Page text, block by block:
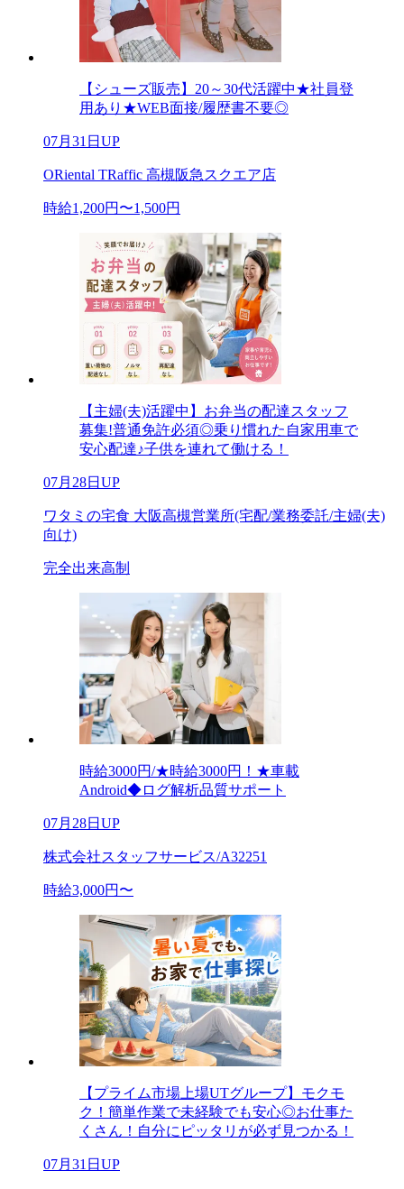
【シューズ販売】20～30代活躍中★社員登
用あり★WEB面接/履歴書不要◎
07月31日UP
ORiental TRaffic 高槻阪急スクエア店
時給1,200円〜1,500円
【主婦(夫)活躍中】お弁当の配達スタッフ
募集!普通免許必須◎乗り慣れた自家用車で
安心配達♪子供を連れて働ける！
07月28日UP
ワタミの宅食 大阪高槻営業所(宅配/業務委託/主婦(夫)
向け)
完全出来高制
時給3000円/★時給3000円！★車載
Android◆ログ解析品質サポート
07月28日UP
株式会社スタッフサービス/A32251
時給3,000円〜
【プライム市場上場UTグループ】モクモ
ク！簡単作業で未経験でも安心◎お仕事た
くさん！自分にピッタリが必ず見つかる！
07月31日UP